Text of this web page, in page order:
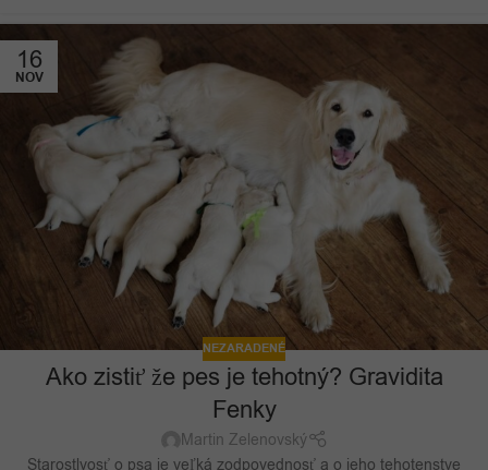
16
NOV
NEZARADENÉ
Ako zistiť že pes je tehotný? Gravidita
Fenky
Martin Zelenovský
Starostlvosť o psa je veľká zodpovednosť a o jeho tehotenstve